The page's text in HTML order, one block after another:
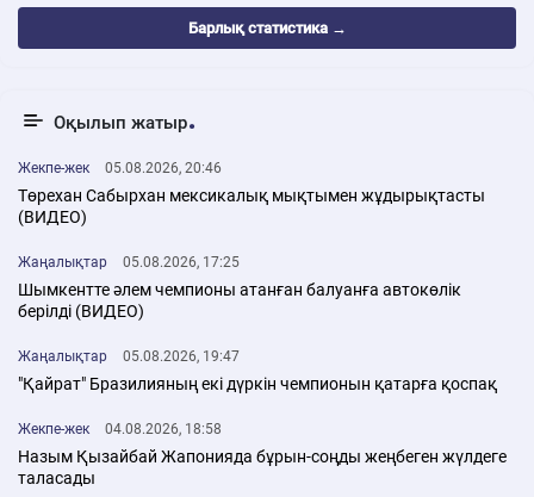
Барлық статистика →
Оқылып жатыр
Жекпе-жек 05.08.2026, 20:46
Төрехан Сабырхан мексикалық мықтымен жұдырықтасты
(ВИДЕО)
Жаңалықтар 05.08.2026, 17:25
Шымкентте әлем чемпионы атанған балуанға автокөлік
берілді (ВИДЕО)
Жаңалықтар 05.08.2026, 19:47
"Қайрат" Бразилияның екі дүркін чемпионын қатарға қоспақ
Жекпе-жек 04.08.2026, 18:58
Назым Қызайбай Жапонияда бұрын-соңды жеңбеген жүлдеге
таласады